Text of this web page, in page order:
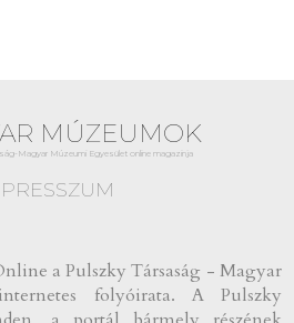
MÚZEUMOK
Magyar Múzeumi Egyesület online magazinja
a Pulszky Társaság - Magyar
folyóirata. A Pulszky